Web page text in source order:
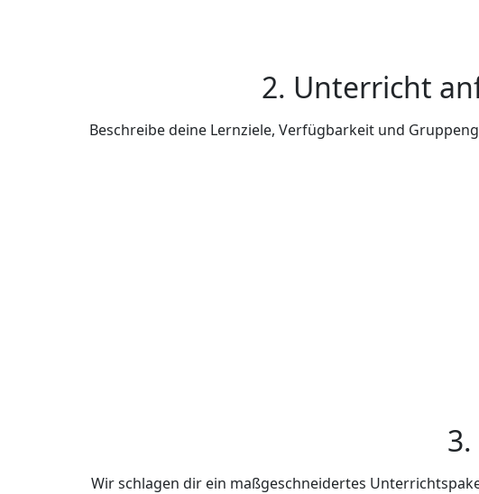
2. Unterricht
Beschreibe deine Lernziele, Verfügbarkeit und
Wir schlagen dir ein maßgeschneidertes